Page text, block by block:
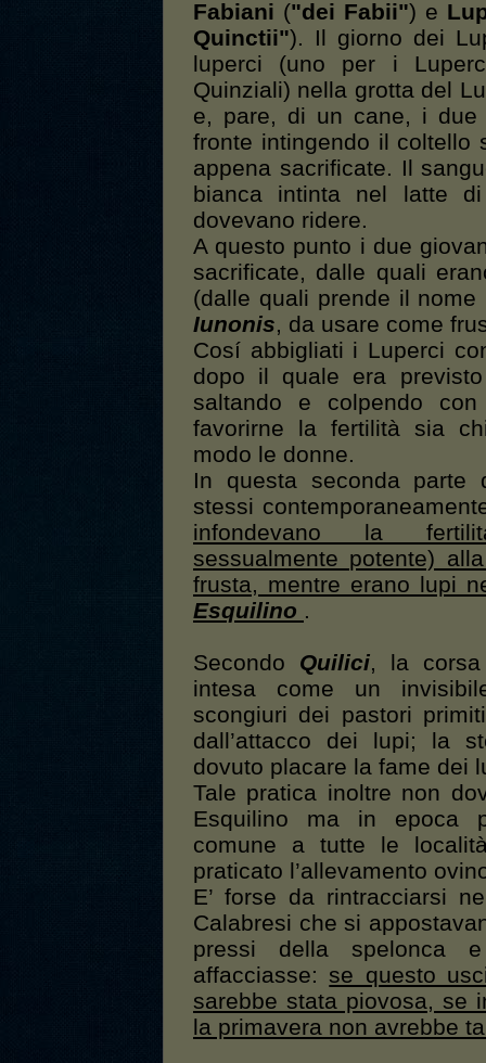
Fabiani ("dei Fabii") e
Quinctii"). Il giorno dei
luperci (uno per i
Quinziali) nella grotta del
e, pare, di un cane, i due
fronte intingendo il coltello
appena sacrificate. Il
bianca intinta nel latte
dovevano ridere.
A questo punto i due
sacrificate, dalle quali
(dalle quali prende il
Iunonis, da usare come
Cosí abbigliati i Luperci
dopo il quale era
saltando e colpendo
favorirne la fertilità sia
modo le donne.
In questa seconda
stessi
infondevano la
sessualmente potente)
frusta, mentre erano lupi
Esquilino .
Secondo Quilici, la corsa
intesa come un
scongiuri dei pastori
dall’attacco dei lupi; la
dovuto placare la fame dei
Tale pratica inoltre non
Esquilino ma in epoca
comune a tutte le
praticato l’allevamento
E’ forse da rintracciarsi
Calabresi che si
pressi della spelonca
affacciasse: se questo
sarebbe stata piovosa, se
la primavera non avrebbe